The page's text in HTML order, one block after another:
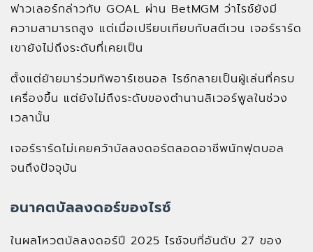
ฟาวเลอร์กล่าวกับ GOAL ผ่าน BetMGM ว่าไรซ์ยังมี
ความสามารถสูง แต่เมื่อเปรียบเทียบกับสตีเวน เจอร์ราร์ด
เขายังไม่ถึงระดับที่เคยเป็น
ตั้งแต่ย้ายมาร่วมทัพอาร์เซนอล ไรซ์กลายเป็นผู้เล่นที่ครบ
เครื่องขึ้น แต่ยังไม่ถึงระดับของตำนานลิเวอร์พูลในช่วง
เวลานั้น
เจอร์ราร์ดไม่เคยคว้าบัลลงดอร์ตลอดอาชีพนักฟุตบอล
จนถึงปัจจุบัน
อนาคตบัลลงดอร์ของไรซ์
ในผลโหวตบัลลงดอร์ปี 2025 ไรซ์จบที่อันดับ 27 ของ